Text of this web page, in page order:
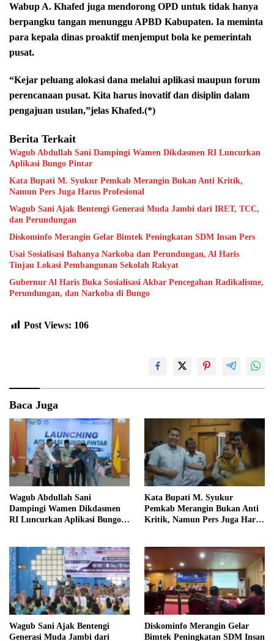
Wabup A. Khafed juga mendorong OPD untuk tidak hanya
berpangku tangan menunggu APBD Kabupaten. Ia meminta
para kepala dinas proaktif menjemput bola ke pemerintah
pusat.
“Kejar peluang alokasi dana melalui aplikasi maupun forum
perencanaan pusat. Kita harus inovatif dan disiplin dalam
pengajuan usulan,”jelas Khafed.(*)
Berita Terkait
Wagub Abdullah Sani Dampingi Wamen Dikdasmen RI Luncurkan
Aplikasi Bungo Pintar
Kata Bupati M. Syukur Pemkab Merangin Bukan Anti Kritik,
Namun Pers Juga Harus Profesional
Wagub Sani Ajak Bentengi Generasi Muda Jambi dari IRET, TCC,
dan Perundungan
Diskominfo Merangin Gelar Bimtek Peningkatan SDM Insan Pers
Usai Sosialisasi Bahanya Narkoba dan Perundungan, Al Haris
Tinjau Lokasi Pembangunan Sekolah Rakyat
Gubernur Al Haris Buka Sosialisasi Akbar Pencegahan Radikalisme,
Perundungan, dan Narkoba di Bungo
Post Views: 106
Baca Juga
Wagub Abdullah Sani
Dampingi Wamen Dikdasmen
RI Luncurkan Aplikasi Bungo
Kata Bupati M. Syukur
Pemkab Merangin Bukan Anti
Kritik, Namun Pers Juga Harus
Wagub Sani Ajak Bentengi
Generasi Muda Jambi dari
Diskominfo Merangin Gelar
Bimtek Peningkatan SDM Insan